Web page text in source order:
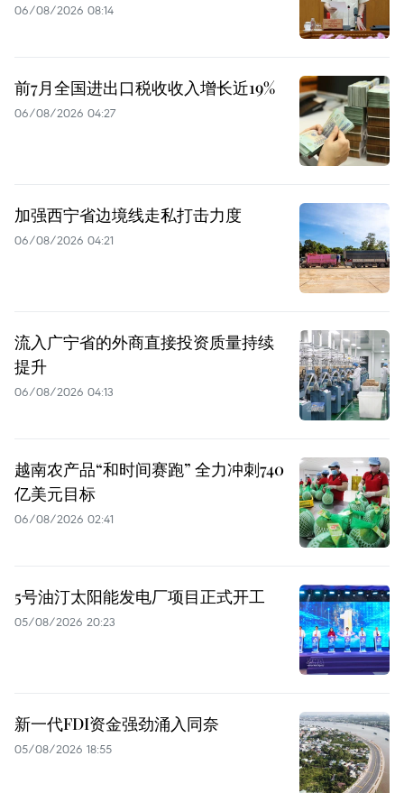
06/08/2026 08:14
前7月全国进出口税收收入增长近19%
06/08/2026 04:27
加强西宁省边境线走私打击力度
06/08/2026 04:21
流入广宁省的外商直接投资质量持续
提升
06/08/2026 04:13
越南农产品“和时间赛跑” 全力冲刺740
亿美元目标
06/08/2026 02:41
5号油汀太阳能发电厂项目正式开工
05/08/2026 20:23
新一代FDI资金强劲涌入同奈
05/08/2026 18:55